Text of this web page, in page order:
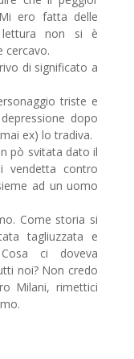
ero fatta delle
non si è
cercavo.
di significato a
triste e
dopo
ex) lo tradiva.
pò svitata dato il
vendetta contro
ad un uomo
Come storia si
tagliuzzata e
ci doveva
noi? Non credo
Milani, rimettici